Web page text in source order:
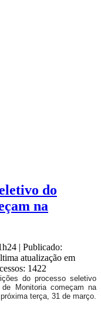
do
na
| Publicado:
atualização em
1422
do processo seletivo
Monitoria começam na
terça, 31 de março.